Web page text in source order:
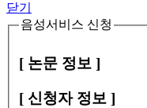
닫기
음성서비스 신청
[ 논문 정보 ]
[ 신청자 정보 ]